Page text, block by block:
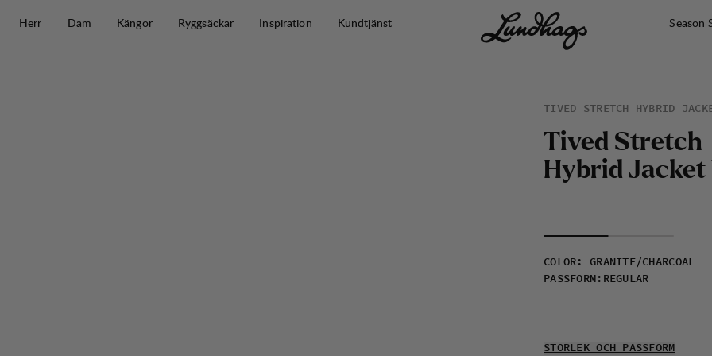
Herr
Dam Kängor Ryggsäckar Inspiration Kundtjänst Season
TIVED STRETCH HYBRID
Tived Stretch
Hybrid Jacket
COLOR : GRANITE/CHARCOAL
PASSFORM : REGULAR
STORLEK OCH PASSFORM